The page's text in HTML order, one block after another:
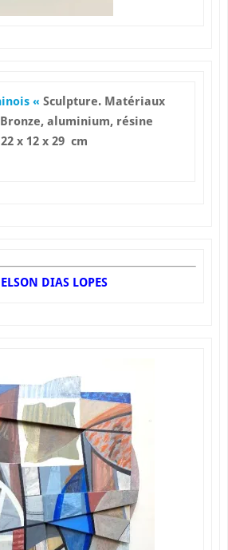
«Sculpture. Matériaux
aluminium, résine
22 x 12 x 29 cm
DIAS LOPES